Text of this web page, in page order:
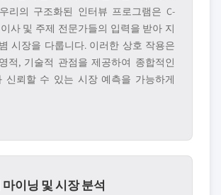
리의 구조화된 인터뷰 프로그램은 C-
사 및 주제 전문가들의 입력을 받아 지
시장을 다룹니다. 이러한 상호 작용은
적, 기술적 관점을 제공하여 종합적인
신뢰할 수 있는 시장 예측을 가능하게
이닝 및 시장 분석